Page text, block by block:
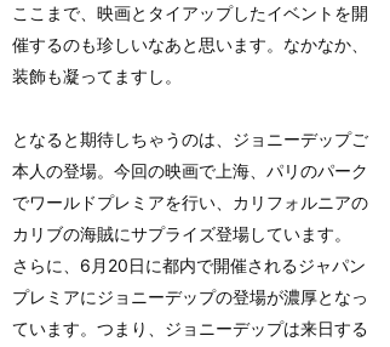
ここまで、映画とタイアップしたイベントを開
催するのも珍しいなあと思います。なかなか、
装飾も凝ってますし。
となると期待しちゃうのは、ジョニーデップご
本人の登場。今回の映画で上海、パリのパーク
でワールドプレミアを行い、カリフォルニアの
カリブの海賊にサプライズ登場しています。
さらに、6月20日に都内で開催されるジャパン
プレミアにジョニーデップの登場が濃厚となっ
ています。つまり、ジョニーデップは来日する